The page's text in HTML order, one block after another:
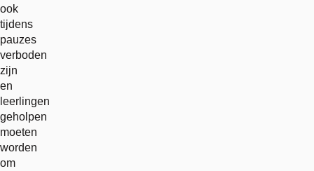
ook
tijdens
pauzes
verboden
zijn
en
leerlingen
geholpen
moeten
worden
om